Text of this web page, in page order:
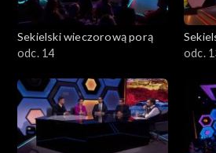
Sekielski wieczorową porą
odc. 14
odc.